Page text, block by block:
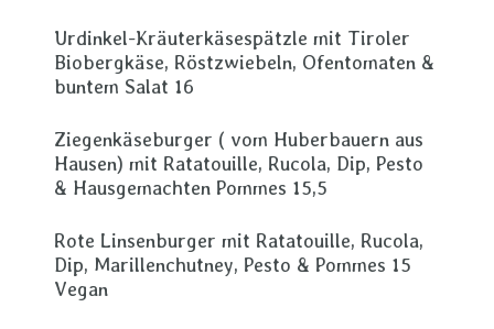
Urdinkel-Kräuterkäsespätzle mit Tiroler
Biobergkäse, Röstzwiebeln, Ofentomaten &
buntem Salat 16
Ziegenkäseburger ( vom Huberbauern aus
Hausen) mit Ratatouille, Rucola, Dip, Pesto
& Hausgemachten Pommes 15,5
Rote Linsenburger mit Ratatouille, Rucola,
Dip, Marillenchutney, Pesto & Pommes 15
Vegan